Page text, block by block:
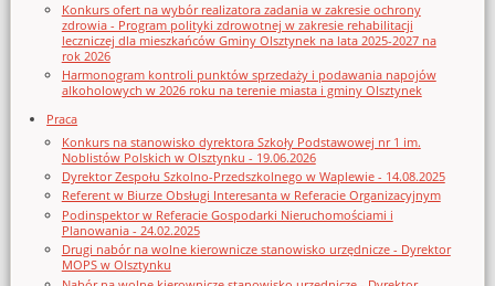
Konkurs ofert na wybór realizatora zadania w zakresie ochrony
zdrowia - Program polityki zdrowotnej w zakresie rehabilitacji
leczniczej dla mieszkańców Gminy Olsztynek na lata 2025-2027 na
rok 2026
Harmonogram kontroli punktów sprzedaży i podawania napojów
alkoholowych w 2026 roku na terenie miasta i gminy Olsztynek
Praca
Konkurs na stanowisko dyrektora Szkoły Podstawowej nr 1 im.
Noblistów Polskich w Olsztynku - 19.06.2026
Dyrektor Zespołu Szkolno-Przedszkolnego w Waplewie - 14.08.2025
Referent w Biurze Obsługi Interesanta w Referacie Organizacyjnym
Podinspektor w Referacie Gospodarki Nieruchomościami i
Planowania - 24.02.2025
Drugi nabór na wolne kierownicze stanowisko urzędnicze - Dyrektor
MOPS w Olsztynku